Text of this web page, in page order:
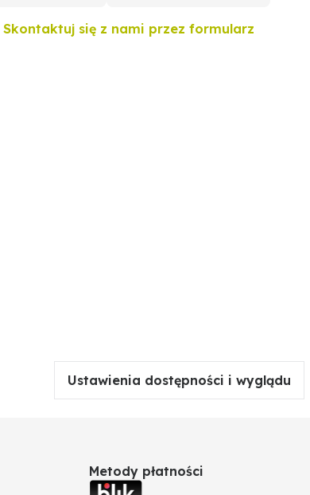
Skontaktuj się z nami przez formularz
Ustawienia dostępności i wyglądu
Metody płatności